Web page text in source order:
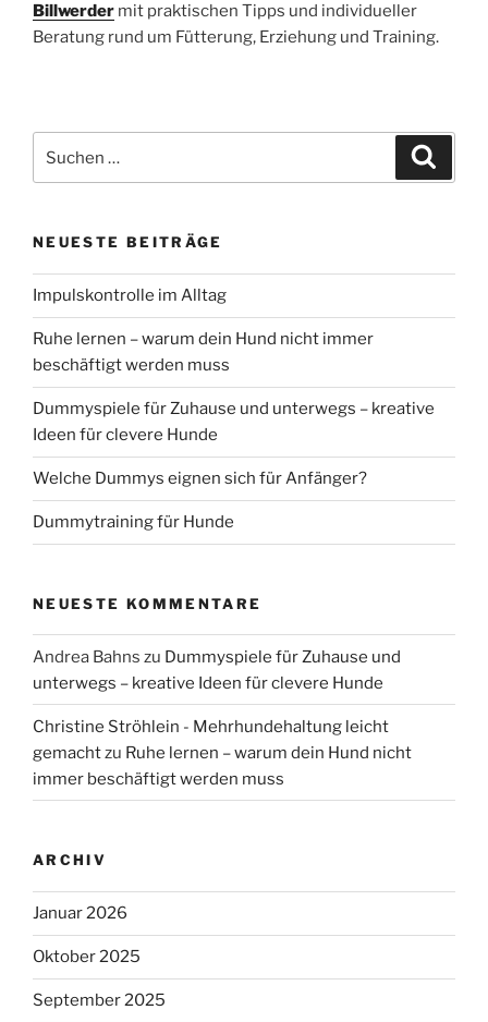
Billwerder mit praktischen Tipps und individueller
Beratung rund um Fütterung, Erziehung und Training.
nach:
NEUESTE BEITRÄGE
Impulskontrolle im Alltag
Ruhe lernen – warum dein Hund nicht immer
beschäftigt werden muss
Dummyspiele für Zuhause und unterwegs – kreative
Ideen für clevere Hunde
Welche Dummys eignen sich für Anfänger?
Dummytraining für Hunde
NEUESTE KOMMENTARE
Andrea Bahns zu Dummyspiele für Zuhause und
unterwegs – kreative Ideen für clevere Hunde
Christine Ströhlein - Mehrhundehaltung leicht
gemachtzu Ruhe lernen – warum dein Hund nicht
immer beschäftigt werden muss
ARCHIV
Januar 2026
Oktober 2025
September 2025